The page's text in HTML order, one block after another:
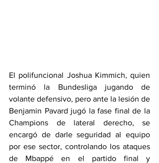
El polifuncional Joshua Kimmich, quien
terminó la Bundesliga jugando de
volante defensivo, pero ante la lesión de
Benjamin Pavard jugó la fase final de la
Champions de lateral derecho, se
encargó de darle seguridad al equipo
por ese sector, controlando los ataques
de Mbappé en el partido final y